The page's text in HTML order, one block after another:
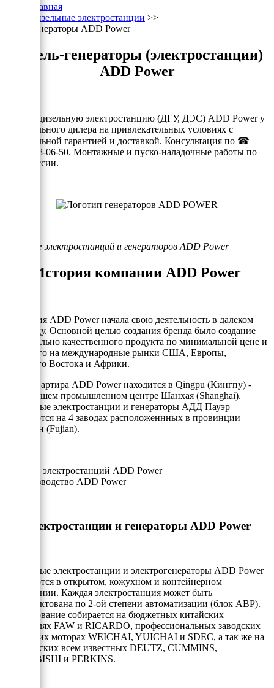
Главная
Дизельные электростанции >>
Генераторы ADD Power
Дизель-генераторы (электростанции)
ADD Power
Купите дизельную электростанцию (ДГУ, ДЭС) ADD Power у
официального дилера на привлекательных условиях с
официальной гарантией и доставкой. Консультация по ☎
(495) 178-06-50. Монтажные и пуско-наладочные работы по
всей России.
Каталог электростанций и генераторов ADD Power
История компании ADD Power
Компания ADD Power начала свою деятельность в далеком
1983 году. Основной целью создания бренда было создание
максимально качественного продукта по минимальной цене и
вывод его на международные рынки США, Европы,
Ближнего Востока и Африки.
Штаб-квартира ADD Power находится в Qingpu (Кингпу) -
крупнейшем промышленном центре Шанхая (Shanghai).
Дизельные электростанции и генераторы АДД Пауэр
собираются на 4 заводах расположеннных в провинции
Фуджиан (Fujian).
Электростанции и генераторы ADD Power
Дизельные электростанции и электрогенераторы ADD Power
собираются в открытом, кожухном и контейнерном
исполнении. Каждая электростанция может быть
укомплектована по 2-ой степени автоматизации (блок АВР).
Оборудование собирается на бюджетных китайских
двигателях FAW и RICARDO, профессиональных заводских
китайских моторах WEICHAI, YUICHAI и SDEC, а так же на
европейских всем известных DEUTZ, CUMMINS,
MITSUBISHI и PERKINS.